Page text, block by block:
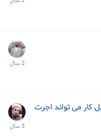
کار می تواند اجرت